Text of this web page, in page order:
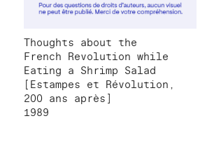
Thoughts about the
French Revolution while
Eating a Shrimp Salad
[Estampes et Révolution,
200 ans après]
1989